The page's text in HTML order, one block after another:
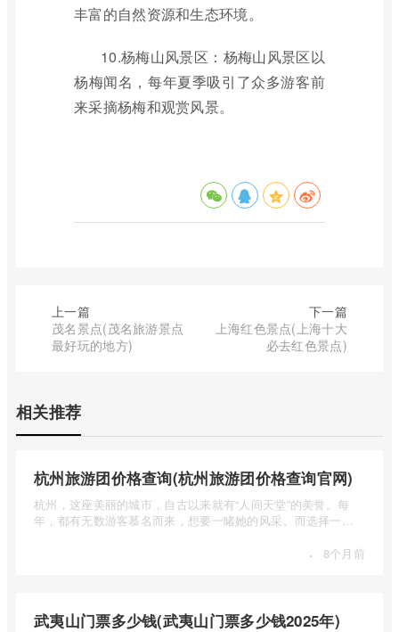
丰富的自然资源和生态环境。
10.杨梅山风景区：杨梅山风景区以
杨梅闻名，每年夏季吸引了众多游客前
来采摘杨梅和观赏风景。
上一篇
茂名景点(茂名旅游景点
最好玩的地方)
下一篇
上海红色景点(上海十大
必去红色景点)
相关推荐
杭州旅游团价格查询(杭州旅游团价格查询官网)
杭州，这座美丽的城市，自古以来就有“人间天堂”的美誉。每
年，都有无数游客慕名而来，想要一睹她的风采。而选择一个
· 8个月前
武夷山门票多少钱(武夷山门票多少钱2025年)